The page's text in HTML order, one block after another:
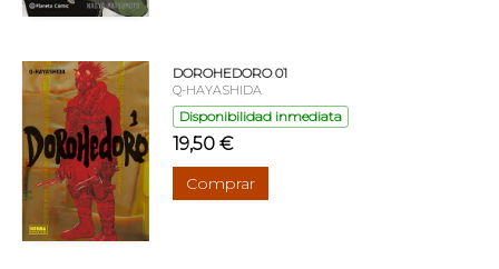
DOROHEDORO 01
Q-HAYASHIDA
Disponibilidad inmediata
19,50 €
Comprar